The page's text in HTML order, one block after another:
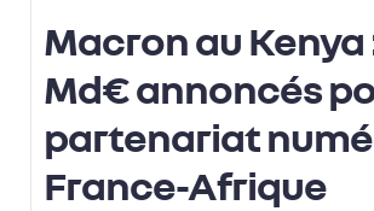
Macron au Kenya
Md€ annoncés
partenariat
France-Afrique